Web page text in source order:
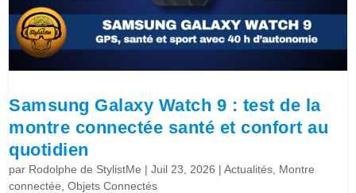
Samsung Galaxy Watch 9 : test de la
montre connectée santé et confort au
quotidien
par Rodolphe de StylistMe |Juil 23, 2026 |Actualités Montre
connectée ,Objets Connectés